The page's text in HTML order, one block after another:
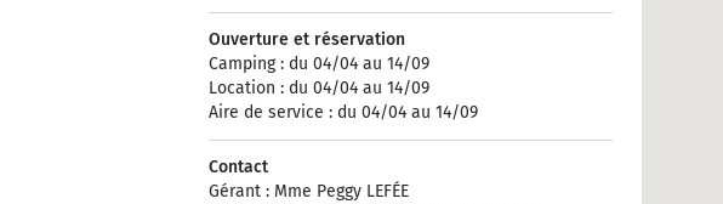
Ouverture et réservation
Camping : du 04/04 au 14/09
Location : du 04/04 au 14/09
Aire de service : du 04/04 au 14/09
Contact
Gérant : Mme Peggy LEFÉE